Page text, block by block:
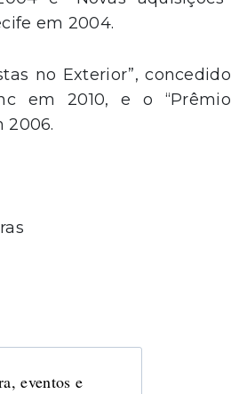
em 2004.
no Exterior”, concedido
em 2010, e o “Prêmio
2006.
eventos e